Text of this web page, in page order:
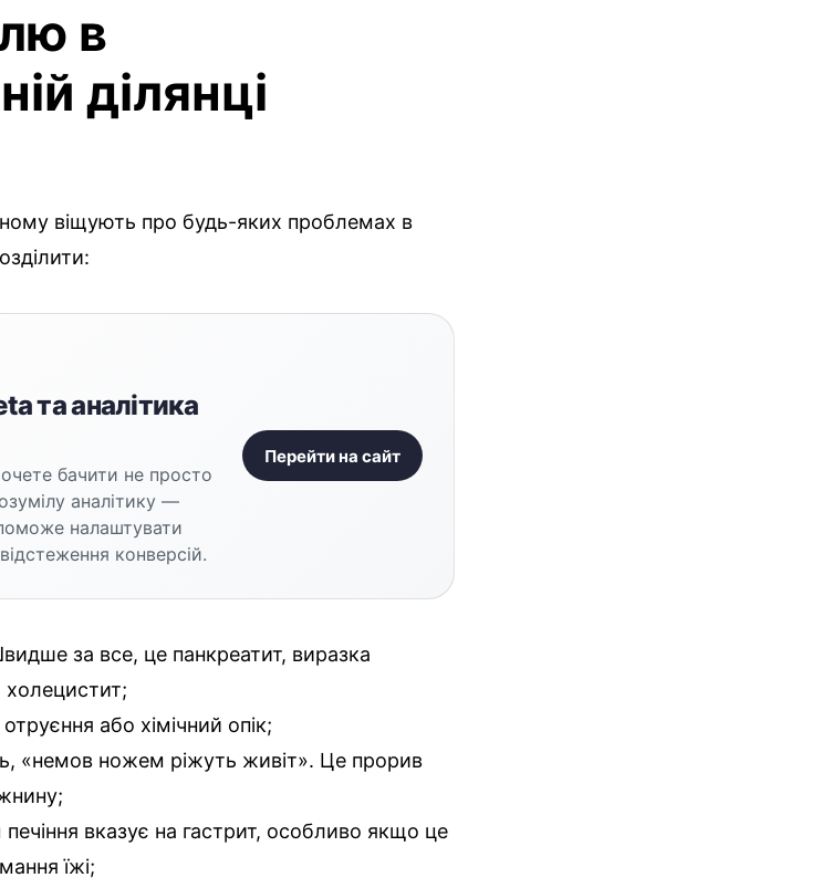
в
ділянці
віщують про будь-яких проблемах в
та аналітика
бачити не просто
аналітику —
налаштувати
конверсій.
Перейти на сайт
за все, це панкреатит, виразка
холецистит;
або хімічний опік;
«немов ножем ріжуть живіт». Це прорив
вказує на гастрит, особливо якщо це
їжі;